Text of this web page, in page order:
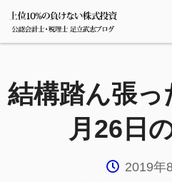
結構踏ん張っ
月26日
2019年